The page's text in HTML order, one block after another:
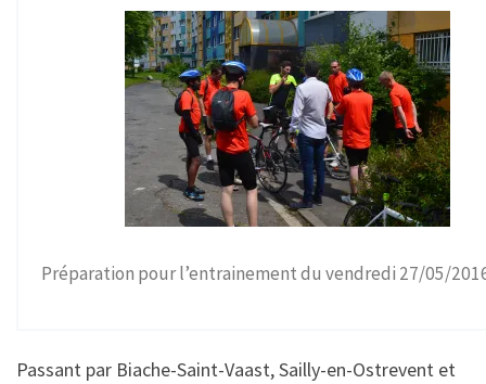
Préparation pour l’entrainement du vendredi 27/05/
Passant par Biache-Saint-Vaast, Sailly-en-Ostrevent et